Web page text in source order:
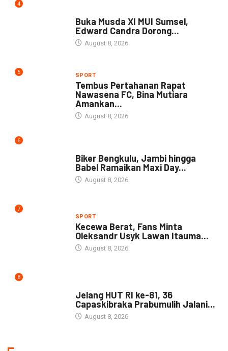
4
Buka Musda XI MUI Sumsel,
Edward Candra Dorong...
August 8, 2026
5 SPORT
Tembus Pertahanan Rapat
Nawasena FC, Bina Mutiara
Amankan...
August 8, 2026
6
Biker Bengkulu, Jambi hingga
Babel Ramaikan Maxi Day...
August 8, 2026
7
SPORT
Kecewa Berat, Fans Minta
Oleksandr Usyk Lawan Itauma...
August 8, 2026
8
Jelang HUT RI ke-81, 36
Capaskibraka Prabumulih Jalani...
August 8, 2026